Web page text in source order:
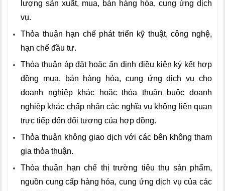
lượng sản xuất, mua, bán hàng hóa, cung ứng dịch
vụ.
Thỏa thuận hạn chế phát triển kỹ thuật, công nghệ,
hạn chế đầu tư.
Thỏa thuận áp đặt hoặc ấn định điều kiện ký kết hợp
đồng mua, bán hàng hóa, cung ứng dịch vụ cho
doanh nghiệp khác hoặc thỏa thuận buộc doanh
nghiệp khác chấp nhận các nghĩa vụ không liên quan
trực tiếp đến đối tượng của hợp đồng.
Thỏa thuận không giao dịch với các bên không tham
gia thỏa thuận.
Thỏa thuận hạn chế thị trường tiêu thụ sản phẩm,
nguồn cung cấp hàng hóa, cung ứng dịch vụ của các